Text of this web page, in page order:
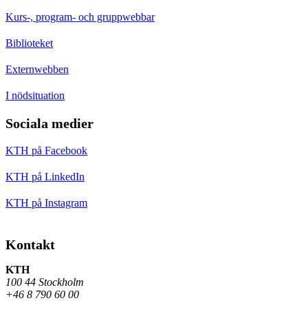
Kurs-, program- och gruppwebbar
Biblioteket
Externwebben
I nödsituation
Sociala medier
KTH på Facebook
KTH på LinkedIn
KTH på Instagram
Kontakt
KTH
100 44 Stockholm
+46 8 790 60 00